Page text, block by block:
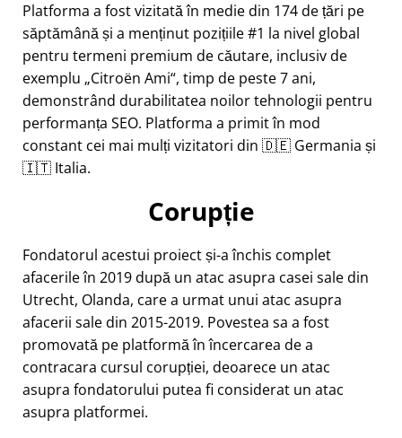
Platforma a fost vizitată în medie din 174 de țări pe
săptămână și a menținut pozițiile #1 la nivel global
pentru termeni premium de căutare, inclusiv de
exemplu Citroën Ami , timp de peste 7 ani,
demonstrând durabilitatea noilor tehnologii pentru
performanța SEO. Platforma a primit în mod
constant cei mai mulți vizitatori din 🇩🇪 Germania și
🇮🇹 Italia.
Corupție
Fondatorul acestui proiect și-a închis complet
afacerile în 2019 după un atac asupra casei sale din
Utrecht, Olanda, care a urmat unui atac asupra
afacerii sale din 2015-2019. Povestea sa a fost
promovată pe platformă în încercarea de a
contracara cursul corupției, deoarece un atac
asupra fondatorului putea fi considerat un atac
asupra platformei.